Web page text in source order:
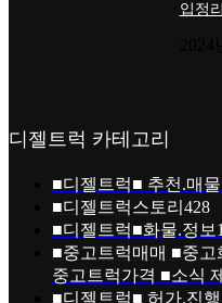
입정
디젤트럭 카테고리
■디젤트럭■ 추천.매물
■디젤트럭스토리 428
■디젤트럭■화물.정보
■중고트럭매매 ■중
중고트럭가격 ■소식
■디젤트럭■ 허가.진행